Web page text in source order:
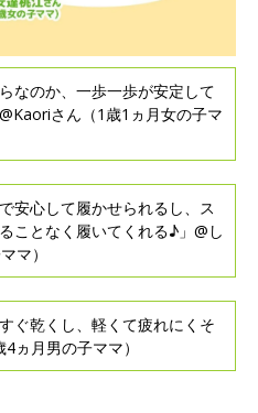
なのか、一歩一歩が安定して
さん（1歳1ヵ月女の子マ
安心して履かせられるし、ス
ことなく履いてくれる♪」@し
マ）
ぐ乾くし、軽くて疲れにくそ
ヵ月男の子ママ）